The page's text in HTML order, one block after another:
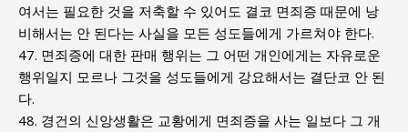
여서는 필요한 것을 저축할 수 있어도 결코 면죄증 때문에 낭
비해서는 안 된다는 사실을 모든 성도들에게 가르쳐야 한다.
47. 면죄증에 대한 판매 행위는 그 어떤 개인에게는 자유로운
행위일지 모르나 그것을 성도들에게 강요해서는 결단코 안 된
다.
48. 경건의 신앙생활은 교황에게 면죄증을 사는 일보다 그 개